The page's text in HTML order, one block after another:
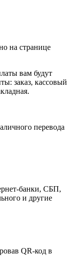
на странице
вам будут
заказ, кассовый
перевода
банки, СБП,
и другие
QR-код в